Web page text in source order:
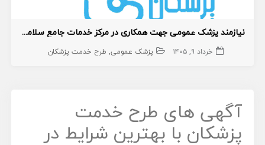
نیازمند پزشک عمومی جهت همکاری در مرکز خدمات جامع سلامت شهری روستایی
خرداد ۹, ۱۴۰۵ پزشک عمومی طرح خدمت پزشکان
آگهی های طرح خدمت
پزشکان با بهترین شرایط در